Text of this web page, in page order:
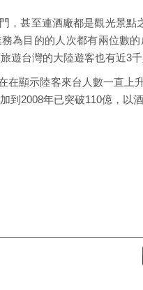
，甚至連酒廠都是觀光景
為目的的人次都有兩位數
遊台灣的大陸遊客也有近3千
在顯示陸客來台人數一直
到2008年已突破110億，以